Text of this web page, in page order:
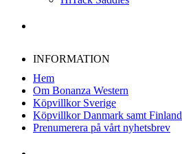
INFORMATION
Hem
Om Bonanza Western
Köpvillkor Sverige
Köpvillkor Danmark samt Finland
Prenumerera på vårt nyhetsbrev